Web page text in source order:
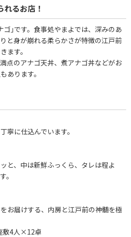
るお店！
｣です。食事処やまよでは、深みのあ
と身が崩れる柔らかさが特徴の江戸前
ます。
点のアナゴ天丼、煮アナゴ丼などがお
あります。
寧に仕込んでいます。
と、中は新鮮ふっくら、タレは程よ
。
お届けする、内房と江戸前の神髄を極
敷4人×12卓